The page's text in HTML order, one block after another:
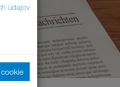
údajov